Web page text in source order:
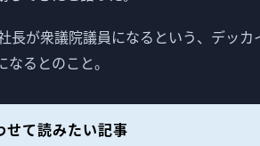
長が衆議院議員になるという、デッ
なるとのこと。
せて読みたい記事